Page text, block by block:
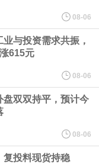
，日本存储芯片制造商铠侠
幅，上涨25%至11个月高位。
正在如火如荼推进，项目所
土层，并修出层层台地。但
美国科技巨头总规模 150 亿
08-06
业与投资需求共振，
615元
08-06
盘双双持平，预计今
08-06
复投料现货持稳